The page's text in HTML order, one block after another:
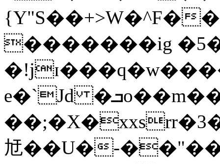
{Y"S��+>W�^F�
�������ig
e�`Jd �ܒo��m��1��d|
㝼��U�-